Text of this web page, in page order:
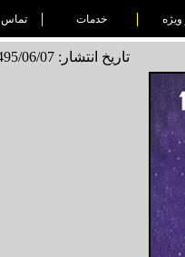
ویژه خدمات تماس
تاریخ انتشار: 1495/06/07